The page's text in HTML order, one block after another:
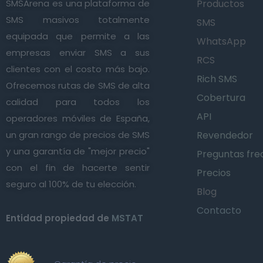
SMSArena es una plataforma de
SMS masivos totalmente
equipada que permite a las
empresas enviar SMS a sus
clientes con el costo más bajo.
Ofrecemos rutas de SMS de alta
calidad para todos los
operadores móviles de España,
un gran rango de precios de SMS
y una garantía de "mejor precio"
con el fin de hacerte sentir
seguro al 100% de tu elección.
Entidad propiedad de MSTAT
Productos
SMS
WhatsApp
RCS
Rich SMS
Cobertura
API
Revendedor
Preguntas
Precios
Blog
Contacto